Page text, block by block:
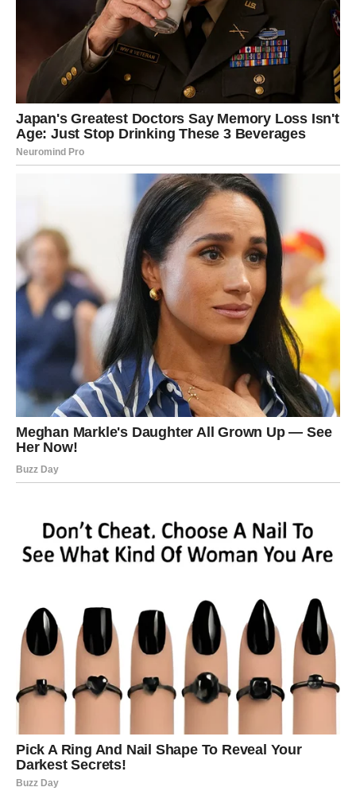
se pitaš “šta bi bilo”.
RAK – SRCE TRAŽI SIGURNOST,
DUŠA TRAŽI BLISKOST
Rak danas oseća sve. I ono što je rečeno, i ono što nije.
Jedna sitnica može te raznežiti, a jedna rečenica može te
zaboleti. Zbog toga je važno da ne donosiš zaključke iz
Ako si u vezi, subota je idealna za nežnost, za kućnu
atmosferu, za “mi protiv sveta”. Partner danas može
tražiti tvoju otvorenost. Ako ga pustiš bliže, dobićeš ono
što ti treba: sigurnost i potvrdu.
Ako si slobodan, moguć je susret koji deluje poznato –
kao da ste se već negde sreli. Rakovi često prepoznaju
svoju osobu kroz osećaj, ne kroz logiku. Danas veruj tom
osećaju, ali ne žuri. Nek se stvari razviju prirodno.
Ljubavna poruka dana:Ne moraš da se boriš za ljubav
DANAS BIRAŠ
– stvarno viđen. Ne samo kao jak, sposoban i ponosan,
nego kao osoba koja ume da voli i koja želi da bude
voljena bez uslova.
Ako si u vezi, partner može želeti više tvog vremena i
pažnje. Možda si preokupiran sobom ili svojim
Danas je dan da to popraviš – jednim gestom, jednom
toplom rečenicom, jednim “hajde da budemo mi”.